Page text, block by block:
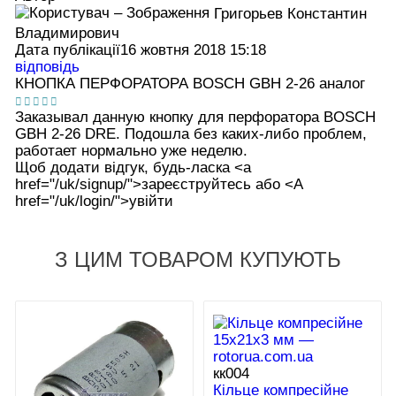
Григорьев Константин
Владимирович
Дата публікації16 жовтня 2018 15:18
відповідь
КНОПКА ПЕРФОРАТОРА BOSCH GBH 2-26 аналог
Заказывал данную кнопку для перфоратора BOSCH
GBH 2-26 DRE. Подошла без каких-либо проблем,
работает нормально уже неделю.
Щоб додати відгук, будь-ласка <а
href="/uk/signup/">зареєструйтесь або <А
href="/uk/login/">увійти
З ЦИМ ТОВАРОМ КУПУЮТЬ
кк004
Кільце компресійне